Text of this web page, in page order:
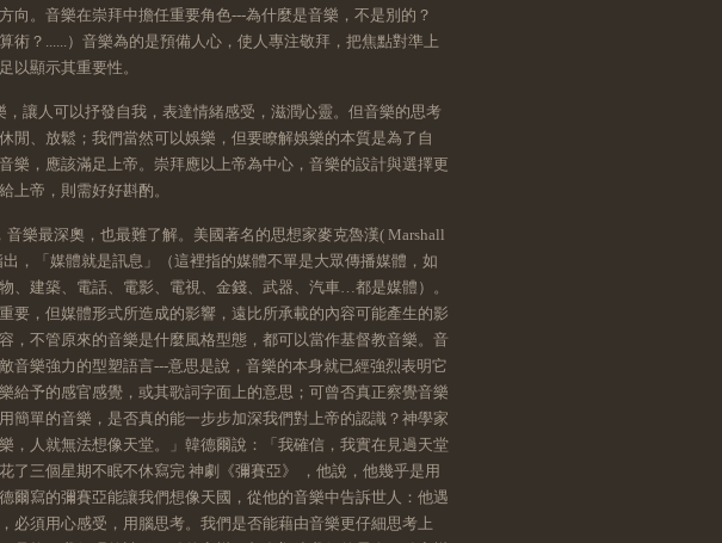
向。音樂在崇拜中擔任重要角色---為什麼是音樂，不是別的？
術？......）音樂為的是預備人心，使人專注敬拜，把焦點對準上
以顯示其重要性。
讓人可以抒發自我，表達情緒感受，滋潤心靈。但音樂的思考
閒、放鬆；我們當然可以娛樂，但要瞭解娛樂的本質是為了自
樂，應該滿足上帝。崇拜應以上帝為中心，音樂的設計與選擇更
上帝，則需好好斟酌。
樂最深奧，也最難了解。美國著名的思想家麥克魯漢( Marshall
，「媒體就是訊息」（這裡指的媒體不單是大眾傳播媒體，如
、建築、電話、電影、電視、金錢、武器、汽車…都是媒體）。
要，但媒體形式所造成的影響，遠比所承載的內容可能產生的影
，不管原來的音樂是什麼風格型態，都可以當作基督教音樂。音
音樂強力的型塑語言---意思是說，音樂的本身就已經強烈表明它
給予的感官感覺，或其歌詞字面上的意思；可曾否真正察覺音樂
簡單的音樂，是否真的能一步步加深我們對上帝的認識？神學家
，人就無法想像天堂。」韓德爾說：「我確信，我實在見過天堂
了三個星期不眠不休寫完 神劇《彌賽亞》 ，他說，他幾乎是用
爾寫的彌賽亞能讓我們想像天國，從他的音樂中告訴世人：他遇
必須用心感受，用腦思考。我們是否能藉由音樂更仔細思考上